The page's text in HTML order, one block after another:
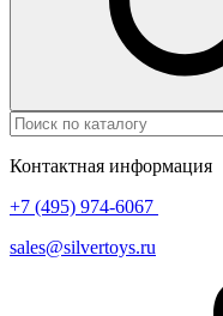
Контактная информация
+7 (495) 974-6067
sales@silvertoys.ru